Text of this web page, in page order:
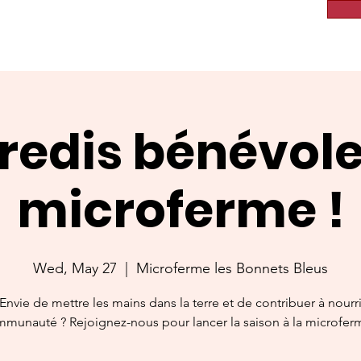
microferme !
Wed, May 27 Microferme les Bonnets Bleus
de mettre les mains dans la terre et de contribuer à
? Rejoignez-nous pour lancer la saison à la